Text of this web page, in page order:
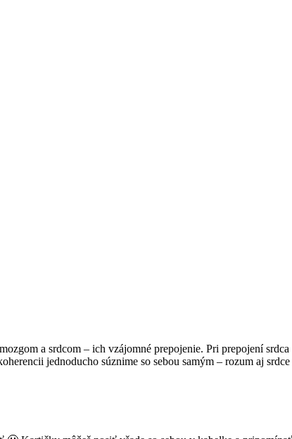
a srdcom – ich vzájomné prepojenie. Pri prepojení
jednoducho súznime so sebou samým – rozum aj